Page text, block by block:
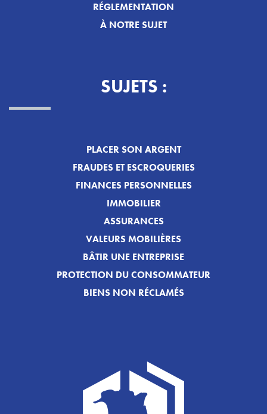
RÉGLEMENTATION
À NOTRE SUJET
SUJETS :
PLACER SON ARGENT
FRAUDES ET ESCROQUERIES
FINANCES PERSONNELLES
IMMOBILIER
ASSURANCES
VALEURS MOBILIÈRES
BÂTIR UNE ENTREPRISE
PROTECTION DU CONSOMMATEUR
BIENS NON RÉCLAMÉS